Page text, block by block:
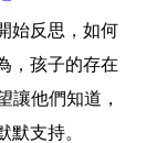
始反思，如何
，孩子的存在
讓他們知道，
默支持。